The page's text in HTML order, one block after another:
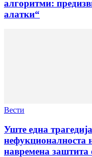
алгоритми:
алатки“
Вести
Уште една
нефукционалноста
навремена заштита